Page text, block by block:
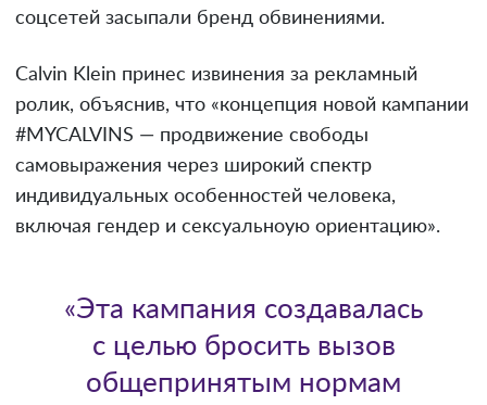
соцсетей засыпали бренд обвинениями.
Calvin Klein принес извинения за рекламный
ролик, объяснив, что «концепция новой кампании
#MYCALVINS — продвижение свободы
самовыражения через широкий спектр
индивидуальных особенностей человека,
включая гендер и сексуальноую ориентацию».
«Эта кампания создавалась
с целью бросить вызов
общепринятым нормам